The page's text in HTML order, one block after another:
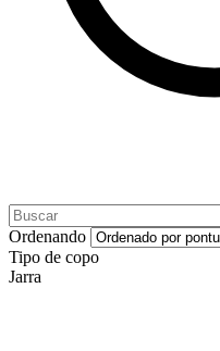
Ordenando
Tipo de copo
Jarra